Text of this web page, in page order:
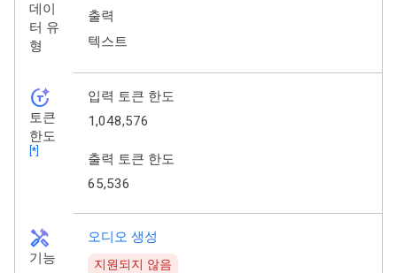
데이
터 유
형
출력
텍스트
token_auto
토큰
한도
[*]
입력 토큰 한도
1,048,576
출력 토큰 한도
65,536
handyman
기능
오디오 생성
지원되지 않음